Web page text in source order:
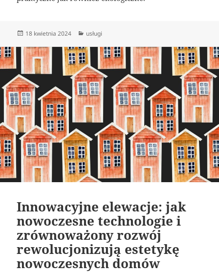
Data
18 kwietnia 2024 Kategorie
usługi
Innowacyjne elewacje: jak
nowoczesne technologie i
zrównoważony rozwój
rewolucjonizują estetykę
nowoczesnych domów